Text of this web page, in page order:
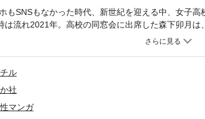
もSNSもなかった時代、新世紀を迎える中、女子
は流れ2021年。高校の同窓会に出席した森下卯月は
しない自分の現状にげんなりしていた。しかしその
ル
社
マンガ